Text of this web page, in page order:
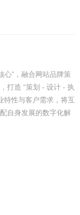
心”，融合网站品牌策
打造 “策划 - 设计 - 执
特性与客户需求，将互
自身发展的数字化解